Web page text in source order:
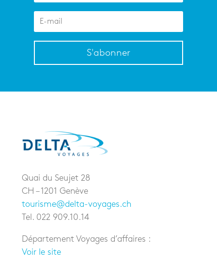
S'abonner
Quai du Seujet 28
CH – 1201 Genève
tourisme@delta-voyages.ch
Tel. 022 909.10.14
Département Voyages d’affaires :
Voir le site